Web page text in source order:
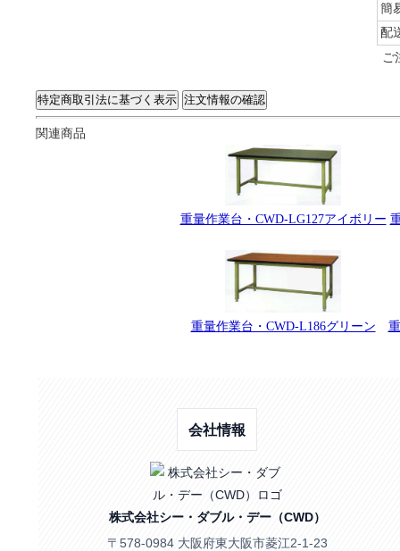
簡
配
ご
関連商品
重量作業台・CWD-LG127アイボリー
重量作業台・CWD-L186グリーン
会社情報
株式会社シー・ダブル・デー（CWD）
〒578-0984 大阪府東大阪市菱江2-1-23